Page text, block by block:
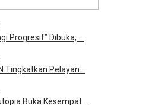
Progresif” Dibuka, …
Tingkatkan Pelayan…
Buka Kesempat…